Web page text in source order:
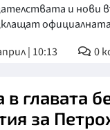
и нови
| 10:13 0
главата
за